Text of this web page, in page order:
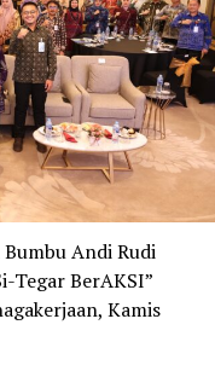
Andi Rudi
Tegar BerAKSI”
Kamis